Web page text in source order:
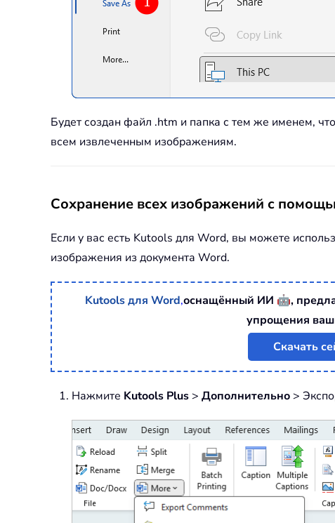
Будет создан файл .htm и папка с тем же именем,
всем извлеченным изображениям.
Сохранение всех изображений с
Если у вас есть Kutools для Word, вы можете
изображения из документа Word.
Kutools для Word,оснащённый ИИ 🤖,
упрощения
Скачать
Нажмите Kutools Plus > Дополнительно >